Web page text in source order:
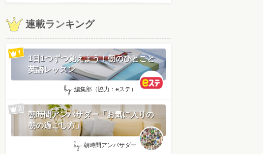
連載ランキング
1日1つずつ覚えよう！朝のひとこと
英語レッスン
by: 編集部（協力：eステ）
朝時間アンバサダー「お気に入りの
朝の過ごし方」
by: 朝時間アンバサダー